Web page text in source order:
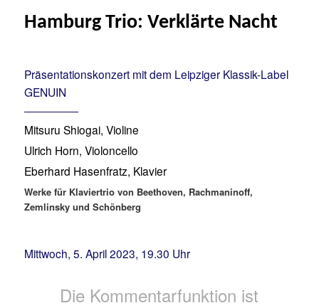
Hamburg Trio: Verklärte Nacht
Präsentationskonzert mit dem Leipziger Klassik-Label
GENUIN
Mitsuru Shiogai, Violine
Ulrich Horn, Violoncello
Eberhard Hasenfratz, Klavier
Werke für Klaviertrio von Beethoven, Rachmaninoff,
Zemlinsky und Schönberg
Mittwoch, 5. April 2023, 19.30 Uhr
Die Kommentarfunktion ist